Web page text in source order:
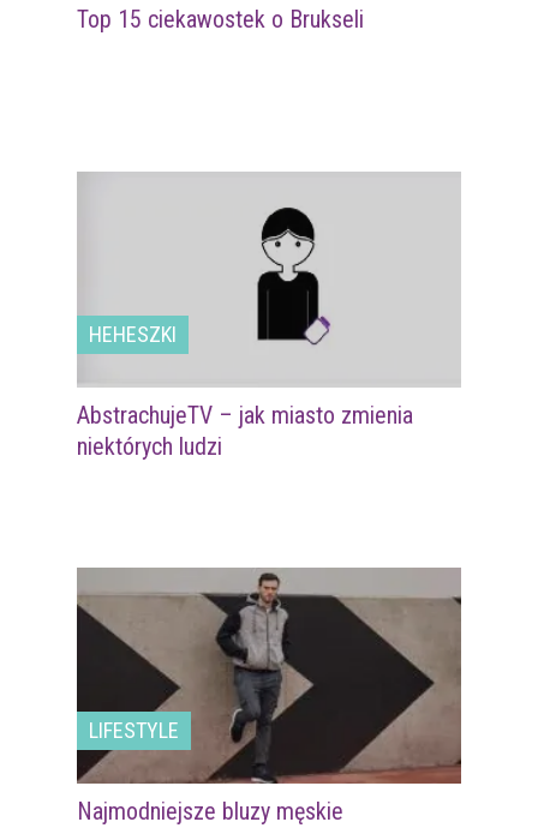
Top 15 ciekawostek o Brukseli
HEHESZKI
AbstrachujeTV – jak miasto zmienia
niektórych ludzi
LIFESTYLE
Najmodniejsze bluzy męskie